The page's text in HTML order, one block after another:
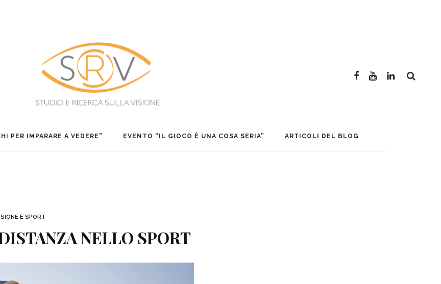
PER IMPARARE A VEDERE” EVENTO “IL GIOCO È UNA COSA SERIA” ARTICOLI DEL BLOG
E SPORT
NELLO SPORT